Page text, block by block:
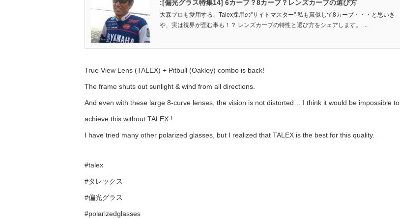
:[偏光グラス特集14] 6カーブ？8カーブ？レンズカーブの選び方
大森プロも愛用する、Talex採用の"サイトマスター" 私も真似して8カーブ・・・と思いき
や、実は視界が歪む事も！？ レンズカーブの特性と選び方をシェアします。 ...
True View Lens (TALEX) + Pitbull (Oakley) combo is back!
The frame shuts out sunlight & wind from all directions.
And even with these large 8-curve lenses, the vision is not distorted… I think it would be impossible to
achieve this without TALEX !
I have tried many other polarized glasses, but I realized that TALEX is the best for this quality.
#talex
#タレックス
#偏光グラス
#polarizedglasses